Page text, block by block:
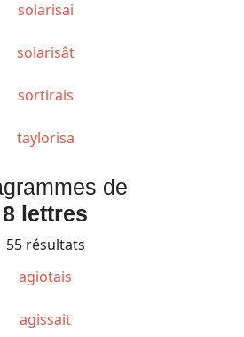
solarisai
solarisât
sortirais
taylorisa
de
8 lettres
55 résultats
agiotais
agissait